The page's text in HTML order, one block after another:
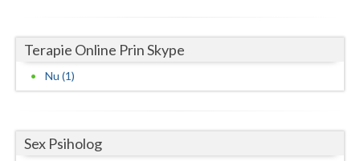
Vrancea
Terapie Online Prin Skype
Nu (1)
Sex Psiholog